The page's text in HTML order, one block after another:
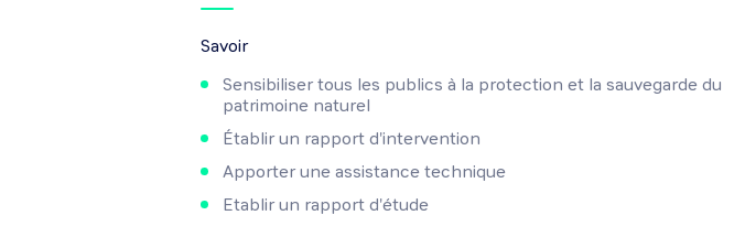
Savoir
Sensibiliser tous les publics à la protection et la sauvegarde du
patrimoine naturel
Établir un rapport d'intervention
Apporter une assistance technique
Etablir un rapport d'étude